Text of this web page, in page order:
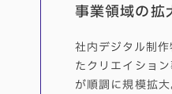
事業領域の拡
社内デジタル制
たクリエイショ
が順調に規模拡大